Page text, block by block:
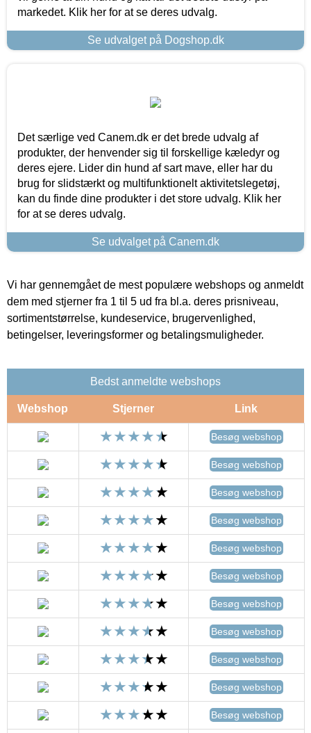
markedet. Klik her for at se deres udvalg.
Se udvalget på Dogshop.dk
Det særlige ved Canem.dk er det brede udvalg af
produkter, der henvender sig til forskellige kæledyr og
deres ejere. Lider din hund af sart mave, eller har du
brug for slidstærkt og multifunktionelt aktivitetslegetøj,
kan du finde dine produkter i det store udvalg. Klik her
for at se deres udvalg.
Se udvalget på Canem.dk
Vi har gennemgået de mest populære webshops og anmeldt
dem med stjerner fra 1 til 5 ud fra bl.a. deres prisniveau,
sortimentstørrelse, kundeservice, brugervenlighed,
betingelser, leveringsformer og betalingsmuligheder.
Bedst anmeldte webshops
Webshop Stjerner Link
Besøg webshop
Besøg webshop
Besøg webshop
Besøg webshop
Besøg webshop
Besøg webshop
Besøg webshop
Besøg webshop
Besøg webshop
Besøg webshop
Besøg webshop